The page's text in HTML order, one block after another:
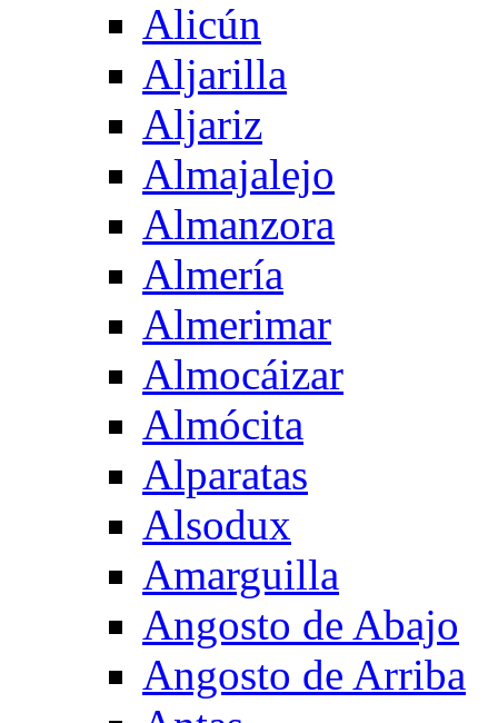
Alicún
Aljarilla
Aljariz
Almajalejo
Almanzora
Almería
Almerimar
Almocáizar
Almócita
Alparatas
Alsodux
Amarguilla
Angosto de Abajo
Angosto de Arriba